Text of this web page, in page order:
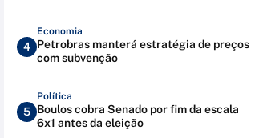
4
Economia
Petrobras manterá estratégia de preços
com subvenção
5
Política
Boulos cobra Senado por fim da escala
6x1 antes da eleição